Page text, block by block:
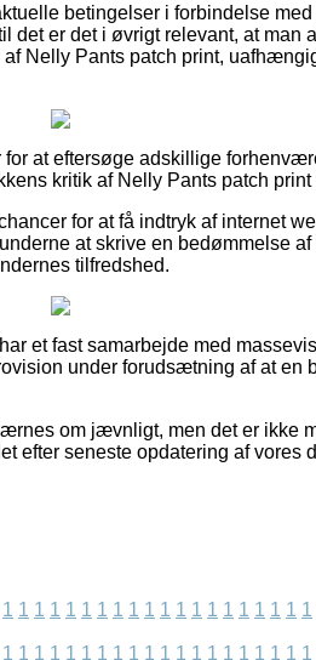
betingelser i forbindelse
det er det i øvrigt relevant, at man
Nelly Pants patch print,
at eftersøge adskillige
kritik af Nelly Pants patch
for at få indtryk af internet
at skrive en bedømmelse
tilfredshed.
et fast samarbejde med
under forudsætning af at en
om jævnligt, men det er ikke
efter seneste opdatering af vores
1 1 1 1 1 1 1 1 1 1 1 1 1 1 1 1 1 1 1 1
1 1 1 1 1 1 1 1 1 1 1 1 1 1 1 1 1 1 1 1